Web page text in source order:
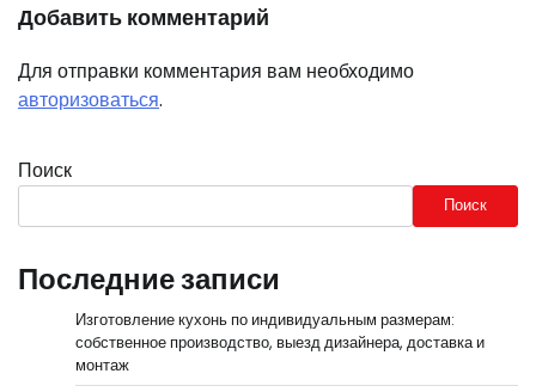
Добавить комментарий
Для отправки комментария вам необходимо
авторизоваться.
Поиск
Поиск
Последние записи
Изготовление кухонь по индивидуальным размерам:
собственное производство, выезд дизайнера, доставка и
монтаж